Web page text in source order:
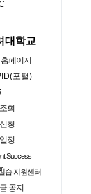
대학교
페이지
포털)
회
청
정
Success
습 지원센터
공지